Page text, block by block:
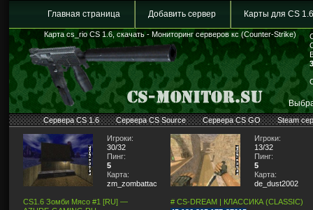
Главная страница Добавить сервер Карты для CS 1.6
Карта cs_rio CS 1.6, скачать - Мониторинг серверов кс (Counter-Strike)
Сервера CS 1.6 Сервера CS Source Сервера CS GO Steam
Игроки:
30/32
Пинг:
5
Карта:
zm_zombattack
CS1.6 Зомби Мясо #1 [RU] —
Игроки:
13/32
Пинг:
5
Карта:
de_dust2002
# CS-DREAM | КЛАССИКА (CLASSIC)